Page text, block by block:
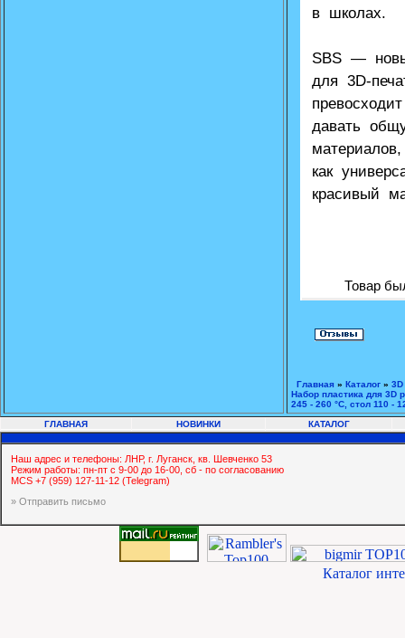
в школах.
SBS —
для 3D-
давать
как
красивый
Товар
Главная » Каталог »
Набор пластика для 3D
245 - 260 °С, стол 110 -
ГЛАВНАЯ
НОВИНКИ КАТАЛОГ
Наш адрес и телефоны: ЛНР, г. Луганск, кв. Шевченко 53
Режим работы: пн-пт с 9-00 до 16-00, сб - по согласованию
MCS +7 (959) 127-11-12 (Telegram)
» Отправить письмо
Каталог